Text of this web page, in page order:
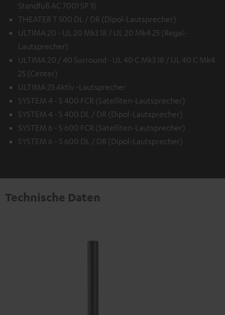
Standfuß AC 7001 SP 3)
THEATER T 500 DL / DR (Dipol-Lautsprecher)
ULTIMA 20 - UL 20 Mk3 18 / UL 20 Mk4 25 (Regal-
Lautsprecher)
ULTIMA 20 / 40 Surround - UL 40 C Mk3 18 / UL 40 C Mk4
25 (Center)
ULTIMA 25 Aktiv -Lautsprecher
SYSTEM 4 - S 400 FCR (Satelliten-Lautsprecher)
SYSTEM 4 - S 400 DL / DR (Dipol-Lautsprecher)
SYSTEM 6 - S 600 FCR (Satelliten-Lautsprecher)
SYSTEM 6 - S 600 DL / DR (Dipol-Lautsprecher)
Technische Daten